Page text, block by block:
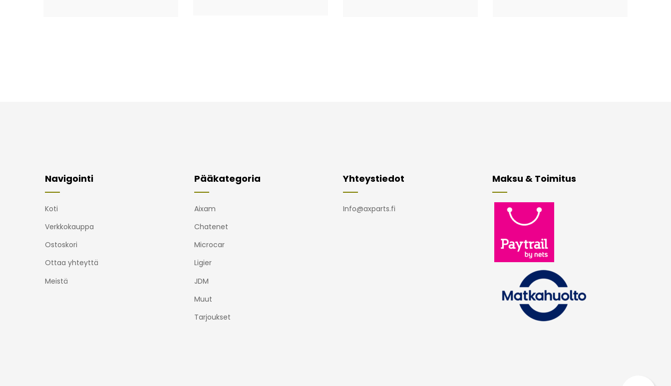
Navigointi
Koti
Verkkokauppa
Ostoskori
Ottaa yhteyttä
Meistä
Pääkategoria
Aixam
Chatenet
Microcar
Ligier
JDM
Muut
Tarjoukset
Yhteystiedot
Info@axparts.fi
Maksu & Toimitus